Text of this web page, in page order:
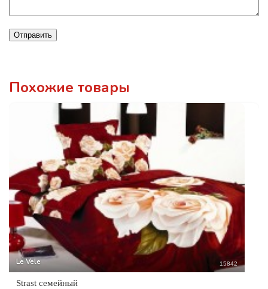
Отправить
Похожие товары
Le Vele 15842
Strast семейный